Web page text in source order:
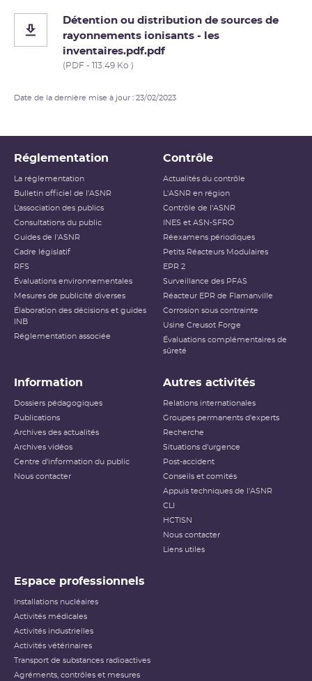
Détention ou distribution de sources de
rayonnements ionisants - les
inventaires.pdf.pdf
(PDF - 113.49 Ko )
Date de la dernière mise à jour : 23/02/2023
Réglementation
La réglementation
Bulletin officiel de l'ASNR
L’association des publics
Consultations du public
Guides de l'ASNR
Cadre législatif
RFS
Évaluations environnementales
Mesures de publicité diverses
Élaboration des décisions et guides
INB
Réglementation associée
Contrôle
Actualités du contrôle
L'ASNR en région
Contrôle de l'ASNR
INES et ASN-SFRO
Réexamens périodiques
Petits Réacteurs Modulaires
EPR 2
Surveillance des PFAS
Réacteur EPR de Flamanville
Corrosion sous contrainte
Usine Creusot Forge
Évaluations complémentaires de
sûreté
Information
Dossiers pédagogiques
Publications
Archives des actualités
Archives vidéos
Centre d'information du public
Nous contacter
Autres activités
Relations internationales
Groupes permanents d'experts
Recherche
Situations d'urgence
Post-accident
Conseils et comités
Appuis techniques de l'ASNR
CLI
HCTISN
Nous contacter
Liens utiles
Espace professionnels
Installations nucléaires
Activités médicales
Activités industrielles
Activités vétérinaires
Transport de substances radioactives
Agréments, contrôles et mesures